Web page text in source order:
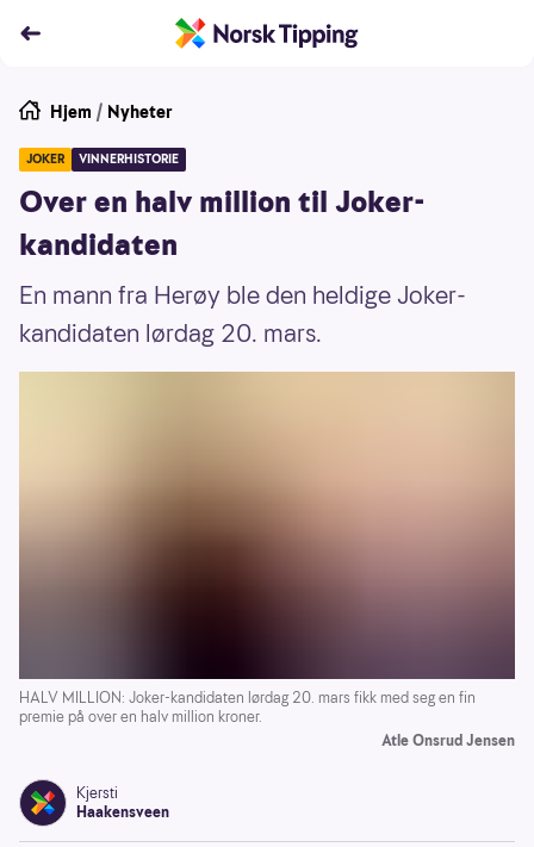
Hjem / Nyheter
JOKER VINNERHISTORIE
Over en halv million til Joker-
kandidaten
En mann fra Herøy ble den heldige Joker-
kandidaten lørdag 20. mars.
HALV MILLION: Joker-kandidaten lørdag 20. mars fikk med seg en fin
premie på over en halv million kroner.
Atle Onsrud Jensen
Kjersti
Haakensveen